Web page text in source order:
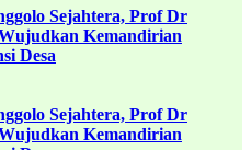
Sejahtera, Prof Dr
Kemandirian
Desa
Sejahtera, Prof Dr
Kemandirian